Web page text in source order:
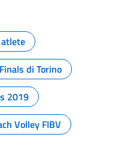
di Torino
2019
Volley FIBV